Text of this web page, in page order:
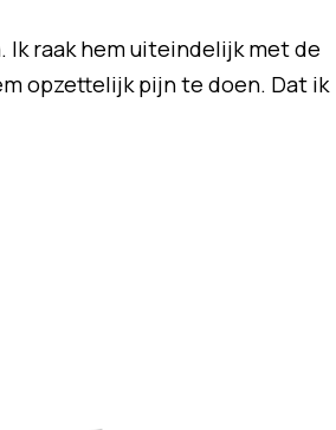
Ik raak hem uiteindelijk met de
opzettelijk pijn te doen. Dat ik